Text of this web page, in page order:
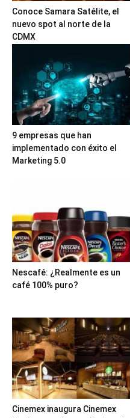
Conoce Samara Satélite, el
nuevo spot al norte de la
CDMX
9 empresas que han
implementado con éxito el
Marketing 5.0
Nescafé: ¿Realmente es un
café 100% puro?
Cinemex inaugura Cinemex